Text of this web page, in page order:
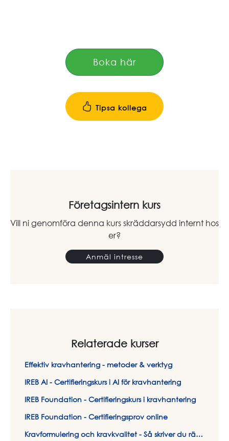
Boka här
Tipsa kollega
Företagsintern kurs
Vill ni genomföra denna kurs skräddarsydd internt hos
er?
Anmäl intresse
Relaterade kurser
Effektiv kravhantering - metoder & verktyg
IREB AI - Certifieringskurs i AI för kravhantering
IREB Foundation - Certifieringskurs i kravhantering
IREB Foundation - Certifieringsprov online
Kravformulering och kravkvalitet - Så skriver du rätt krav på rätt sätt